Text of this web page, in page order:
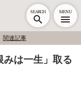
SEARCH MENU
関連記事
みは一生」取る